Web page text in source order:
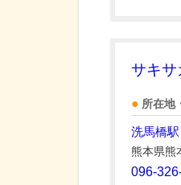
サキサ
所在地
洗馬橋駅
熊本県熊
096-